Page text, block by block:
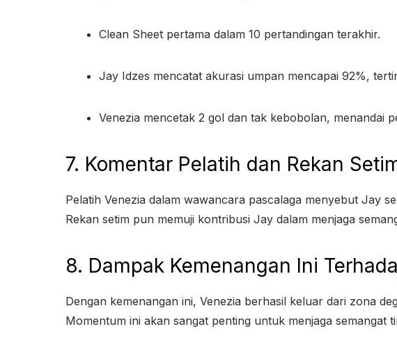
Clean Sheet pertama dalam 10 pertandingan terakhir.
Jay Idzes mencatat akurasi umpan mencapai 92%,
Venezia mencetak 2 gol dan tak kebobolan, menandai
7. Komentar Pelatih dan Rekan
Pelatih Venezia dalam wawancara pascalaga menyebut Jay
Rekan setim pun memuji kontribusi Jay dalam menjaga
8. Dampak Kemenangan Ini
Dengan kemenangan ini, Venezia berhasil keluar dari zona
Momentum ini akan sangat penting untuk menjaga semangat